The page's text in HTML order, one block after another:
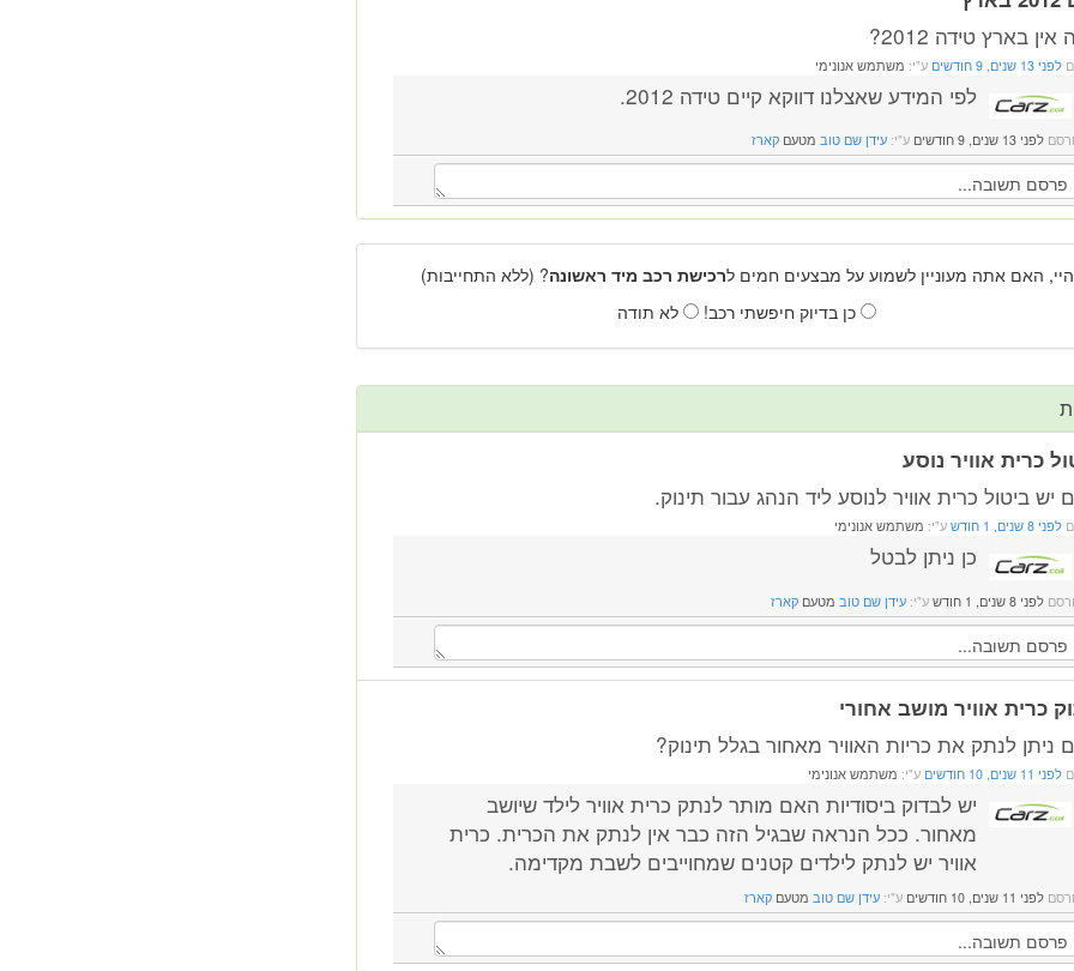
בארץ טידה 2012?
לפני 13 שנים, 9 חודשים ע"י: משתמש אנונימי
לפי המידע שאצלנו דווקא קיים טידה 2012.
לפני 13 שנים, 9 חודשים ע"י:עידן שם טוב מטעםקארז
היי, האם אתה מעוניין לשמוע על מבצעים חמים לרכישת רכב מיד ראשונה? (ללא התחייבות)
כן בדיוק חיפשתי רכב!
לא תודה
כרית אוויר נוסע
יש ביטול כרית אוויר לנוסע ליד הנהג עבור תינוק.
לפני 8 שנים, 1 חודש ע"י: משתמש אנונימי
כן ניתן לבטל
לפני 8 שנים, 1 חודש ע"י:עידן שם טוב מטעםקארז
כרית אוויר מושב אחורי
ניתן לנתק את כריות האוויר מאחור בגלל תינוק?
לפני 11 שנים, 10 חודשים ע"י: משתמש אנונימי
יש לבדוק ביסודיות האם מותר לנתק כרית אוויר לילד שיושב
מאחור. ככל הנראה שבגיל הזה כבר אין לנתק את הכרית. כרית
אוויר יש לנתק לילדים קטנים שמחוייבים לשבת מקדימה.
לפני 11 שנים, 10 חודשים ע"י:עידן שם טוב מטעםקארז